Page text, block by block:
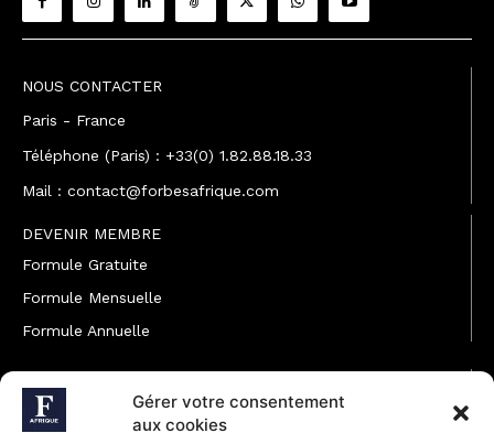
Gérer votre consentement
aux cookies
NOUS CONTACTER
Paris - France
Téléphone (Paris) : +33(0) 1.82.88.18.33
Mail : contact@forbesafrique.com
DEVENIR MEMBRE
Formule Gratuite
Formule Mensuelle
Formule Annuelle
JOINDRE L'ÉQUIPE
Rédaction